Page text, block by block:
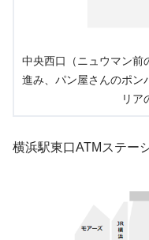
中央西口（ニュウマン前
進み、パン屋さんのポン
リア
横浜駅東口ATMステー